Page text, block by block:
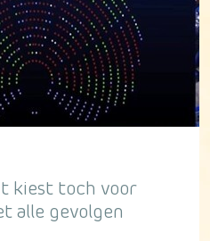
kiest toch voor
alle gevolgen